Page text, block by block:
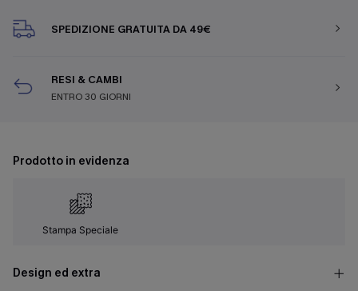
SPEDIZIONE GRATUITA DA 49€
RESI & CAMBI
ENTRO 30 GIORNI
Prodotto in evidenza
Stampa Speciale
Design ed extra